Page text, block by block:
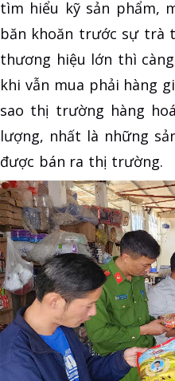
tìm hiểu kỹ sản phẩm,
băn khoăn trước sự trà
thương hiệu lớn thì
khi vẫn mua phải hàng
sao thị trường hàng
lượng, nhất là những
được bán ra thị trường.